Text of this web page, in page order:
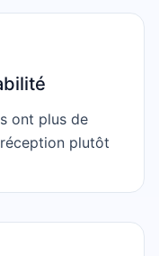
ont plus de
plutôt